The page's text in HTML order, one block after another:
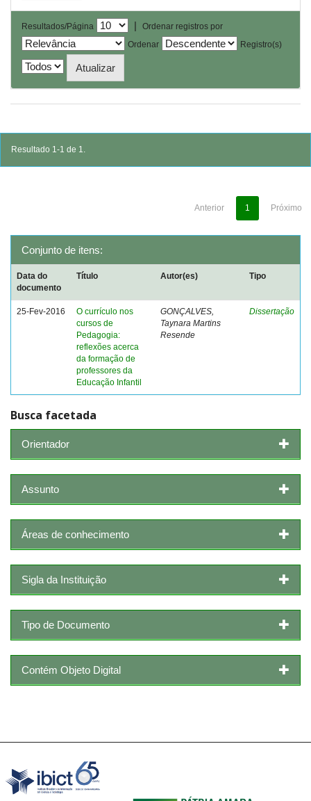
Resultados/Página |
Ordenar registros por
Ordenar
Registro(s)
Resultado 1-1 de 1.
Anterior 1 Próximo
Conjunto de itens:
Data do
documento
Título Autor(es) Tipo
25-Fev-2016
O currículo nos
cursos de
Pedagogia:
reflexões acerca
da formação de
professores da
Educação Infantil
GONÇALVES,
Taynara Martins
Resende
Dissertação
Busca facetada
Orientador
Assunto
Áreas de conhecimento
Sigla da Instituição
Tipo de Documento
Contém Objeto Digital